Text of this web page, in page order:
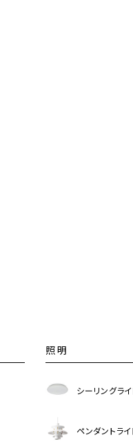
照明
シーリングライ
ペンダントライ